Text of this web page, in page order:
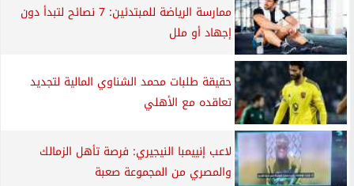
ممارسة الرياضة للمبتدئين: 7 نصائح لتبدأ دون
إجهاد أو ملل
حقيقة طلبات محمد الشناوي المالية لتجديد
تعاقده مع الأهلي
لاعب إنييمبا النيجيري: فرصة تأهل الزمالك
والمصري من المجموعة صعبة